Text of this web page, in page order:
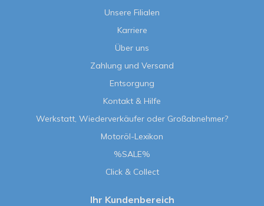
Unsere Filialen
Karriere
Über uns
Zahlung und Versand
Entsorgung
Kontakt & Hilfe
Werkstatt, Wiederverkäufer oder Großabnehmer?
Motoröl-Lexikon
%SALE%
Click & Collect
Ihr Kundenbereich